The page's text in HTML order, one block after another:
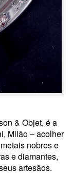
& Objet, é a
Milão – acolher
nobres e
e diamantes,
artesãos.